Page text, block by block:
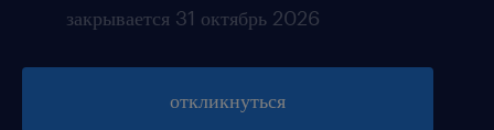
закрывается 31 октябрь 2026
откликнуться